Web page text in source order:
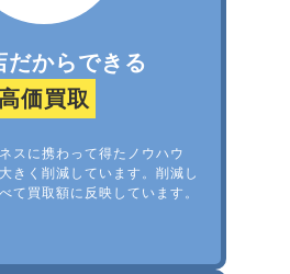
だからできる
価買取
スに携わって得たノウハウ
きく削減しています。削減し
て買取額に反映しています。